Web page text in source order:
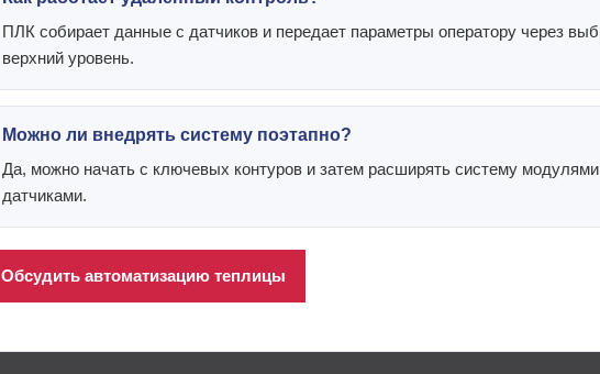
ПЛК собирает данные с датчиков и передает параметры оператору через
верхний уровень.
Можно ли внедрять систему поэтапно?
Да, можно начать с ключевых контуров и затем расширять систему
датчиками.
Обсудить автоматизацию теплицы